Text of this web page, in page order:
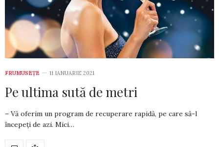
FRUMUSEȚE 11 IANUARIE 2021
Pe ultima sută de metri
– Vă oferim un program de recuperare rapidă, pe care să-l
începeți de azi. Mici…